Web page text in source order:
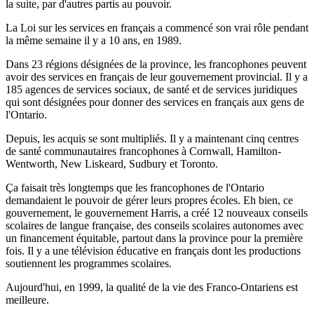
la suite, par d'autres partis au pouvoir.
La Loi sur les services en français a commencé son vrai rôle pendant
la même semaine il y a 10 ans, en 1989.
Dans 23 régions désignées de la province, les francophones peuvent
avoir des services en français de leur gouvernement provincial. Il y a
185 agences de services sociaux, de santé et de services juridiques
qui sont désignées pour donner des services en français aux gens de
l'Ontario.
Depuis, les acquis se sont multipliés. Il y a maintenant cinq centres
de santé communautaires francophones à Cornwall, Hamilton-
Wentworth, New Liskeard, Sudbury et Toronto.
Ça faisait très longtemps que les francophones de l'Ontario
demandaient le pouvoir de gérer leurs propres écoles. Eh bien, ce
gouvernement, le gouvernement Harris, a créé 12 nouveaux conseils
scolaires de langue française, des conseils scolaires autonomes avec
un financement équitable, partout dans la province pour la première
fois. Il y a une télévision éducative en français dont les productions
soutiennent les programmes scolaires.
Aujourd'hui, en 1999, la qualité de la vie des Franco-Ontariens est
meilleure.